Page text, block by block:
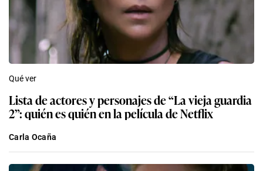
Qué ver
Lista de actores y personajes de “La vieja guardia
2”: quién es quién en la película de Netflix
Carla Ocaña